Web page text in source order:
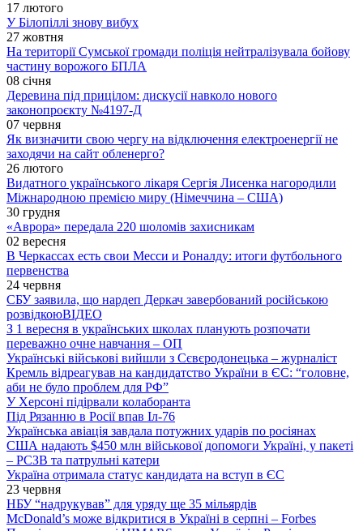
17 лютого
У Білопіллі знову вибух
27 жовтня
На території Сумської громади поліція нейтралізувала бойову
частину ворожого БПЛА
08 січня
Деревина під прицілом: дискусії навколо нового
законопроєкту №4197-Д
07 червня
Як визначити свою чергу на відключення електроенергії не
заходячи на сайт обленерго?
26 лютого
Видатного українського лікаря Сергія Лисенка нагородили
Міжнародною премією миру (Німеччина – США)
30 грудня
«Аврора» передала 220 шоломів захисникам
02 вересня
В Черкассах есть свои Месси и Роналду: итоги футбольного
первенства
24 червня
СБУ заявила, що нардеп Деркач завербований російською
розвідкоюВІДЕО
З 1 вересня в українських школах планують розпочати
переважно очне навчання – ОП
Українські військові вийшли з Сєвєродонецька – журналіст
Кремль відреагував на кандидатство України в ЄС: “головне,
аби не було проблем для РФ”
У Херсоні підірвали колаборанта
Під Рязанню в Росії впав Іл-76
Українська авіація завдала потужних ударів по росіянах
США надають $450 млн військової допомоги Україні, у пакеті
– РСЗВ та патрульні катери
Україна отримала статус кандидата на вступ в ЄС
23 червня
НБУ “надрукував” для уряду ще 35 мільярдів
McDonald’s може відкритися в Україні в серпні – Forbes